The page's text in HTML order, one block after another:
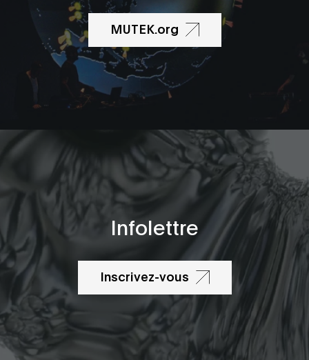
MUTEK.org
Infolettre
Inscrivez-vous